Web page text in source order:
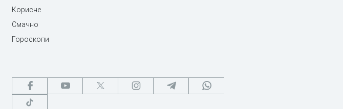
Корисне
Смачно
Гороскопи